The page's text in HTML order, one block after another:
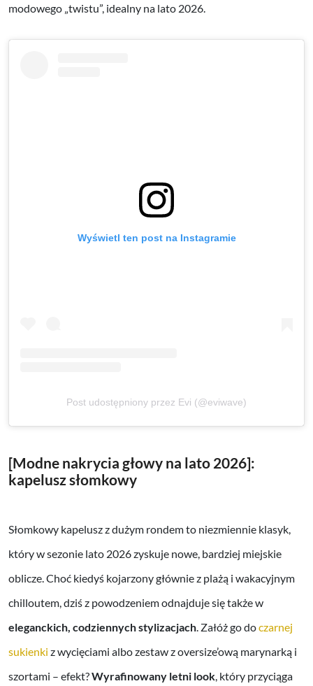
modowego „twistu”, idealny na lato 2026.
Wyświetl ten post na Instagramie
Post udostępniony przez Evi (@eviwave)
[Modne nakrycia głowy na lato 2026]:
kapelusz słomkowy
Słomkowy kapelusz z dużym rondem to niezmiennie klasyk,
który w sezonie lato 2026 zyskuje nowe, bardziej miejskie
oblicze. Choć kiedyś kojarzony głównie z plażą i wakacyjnym
chilloutem, dziś z powodzeniem odnajduje się także w
eleganckich, codziennych stylizacjach. Załóż go doczarnej
sukienki z wycięciami albo zestaw z oversize’ową marynarką i
szortami – efekt?Wyrafinowany letni look, który przyciąga